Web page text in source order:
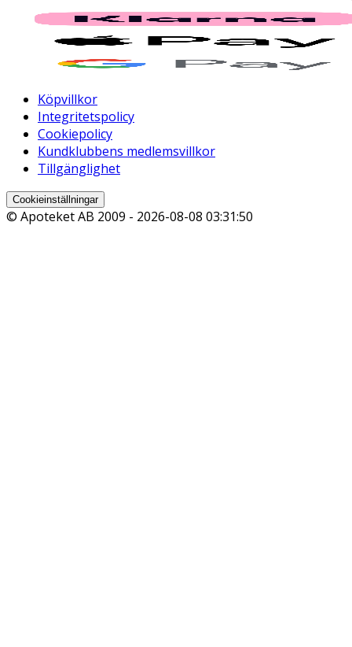
Köpvillkor
Integritetspolicy
Cookiepolicy
Kundklubbens medlemsvillkor
Tillgänglighet
Cookieinställningar
© Apoteket AB 2009 - 2026-08-08 03:31:50